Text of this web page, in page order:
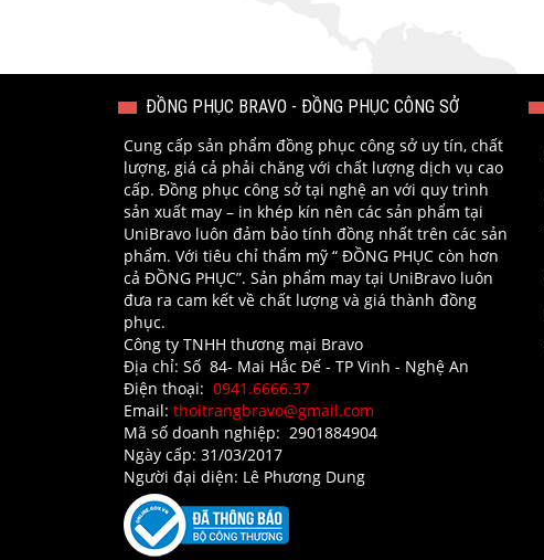
ĐỒNG PHỤC BRAVO - ĐỒNG PHỤC CÔNG SỞ
Cung cấp sản phẩm đồng phục công sở uy tín, chất
lượng, giá cả phải chăng với chất lượng dịch vụ cao
cấp. Đồng phục công sở tại nghệ an với quy trình
sản xuất may – in khép kín nên các sản phẩm tại
UniBravo luôn đảm bảo tính đồng nhất trên các sản
phẩm. Với tiêu chỉ thẩm mỹ “ ĐỒNG PHỤC còn hơn
cả ĐỒNG PHỤC”. Sản phẩm may tại UniBravo luôn
đưa ra cam kết về chất lượng và giá thành đồng
phục.
Công ty TNHH thương mại Bravo
Địa chỉ: Số 84- Mai Hắc Đế - TP Vinh - Nghệ An​
Điện thoại: 0941.6666.37
Email: thoitrangbravo@gmail.com
Mã số doanh nghiệp: 2901884904
Ngày cấp: 31/03/2017
Người đại diện: Lê Phương Dung